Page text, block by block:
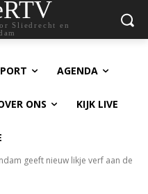
Sliedrecht en
AGENDA
ONS KIJK LIVE
geeft nieuw likje verf aan de